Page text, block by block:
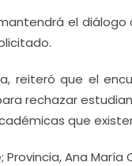
el
reiteró que el
rechazar
que
Ana María